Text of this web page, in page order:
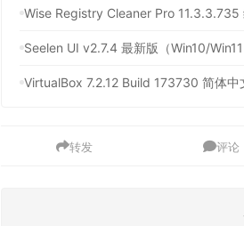
Wise Registry Cleaner Pro 11.3.3.735
Seelen UI v2.7.4 最新版（Win10/
VirtualBox 7.2.12 Build 173730 简体中
转发 评论